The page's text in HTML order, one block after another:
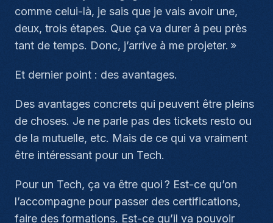
comme celui-là, je sais que je vais avoir une,
deux, trois étapes. Que ça va durer à peu près
tant de temps. Donc, j’arrive à me projeter. »
Et dernier point : des avantages.
Des avantages concrets qui peuvent être pleins
de choses. Je ne parle pas des tickets resto ou
de la mutuelle, etc. Mais de ce qui va vraiment
être intéressant pour un Tech.
Pour un Tech, ça va être quoi ? Est-ce qu’on
l’accompagne pour passer des certifications,
faire des formations. Est-ce qu’il va pouvoir